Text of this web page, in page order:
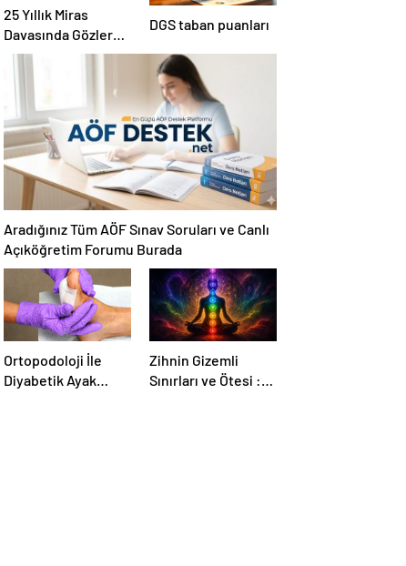
25 Yıllık Miras
Davasında Gözler
Temmuz Ayındaki
Çevrildi
DGS taban puanları
Aradığınız Tüm AÖF Sınav Soruları ve Canlı
Açıköğretim Forumu Burada
Ortopodoloji İle
Diyabetik Ayak
Zihnin Gizemli
Sınırları ve Ötesi :